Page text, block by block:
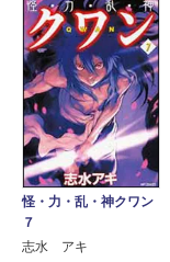
怪・力・乱・神クワン
７
志水 アキ